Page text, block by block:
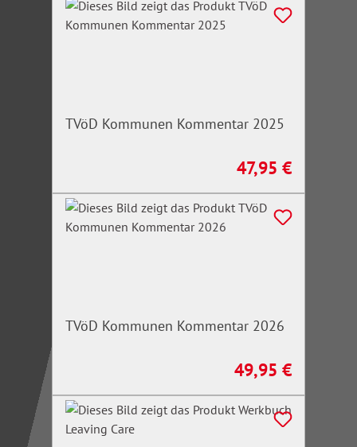
TVöD Kommunen Kommentar 2025
Regulärer Preis:
47,95 €
TVöD Kommunen Kommentar 2026
Regulärer Preis:
49,95 €